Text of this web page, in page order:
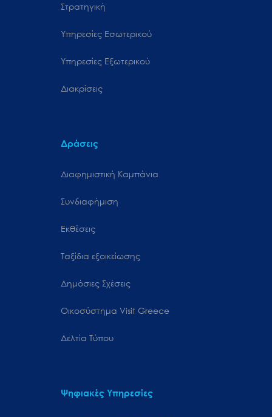
Στρατηγική
Υπηρεσίες Εσωτερικού
Υπηρεσίες Εξωτερικού
Διακρίσεις
Δράσεις
Διαφημιστική Καμπάνια
Συνδιαφήμιση
Εκθέσεις
Ταξίδια εξοικείωσης
Δημόσιες Σχέσεις
Oικοσύστημα Visit Greece
Δελτία Τύπου
Ψηφιακές Υπηρεσίες